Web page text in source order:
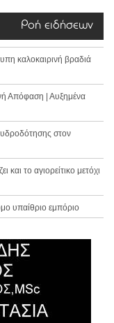
Ροή ειδήσεων
καλοκαιρινή βραδιά
Απόφαση | Αυξημένα
στον
το αγιορείτικο μετόχι
υπαίθριο εμπόριο